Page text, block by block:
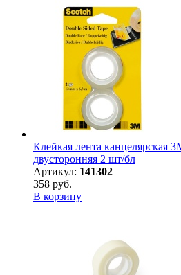
Клейкая лента канцелярская
двусторонняя 2 шт/бл
Артикул: 141302
358 руб.
В корзину